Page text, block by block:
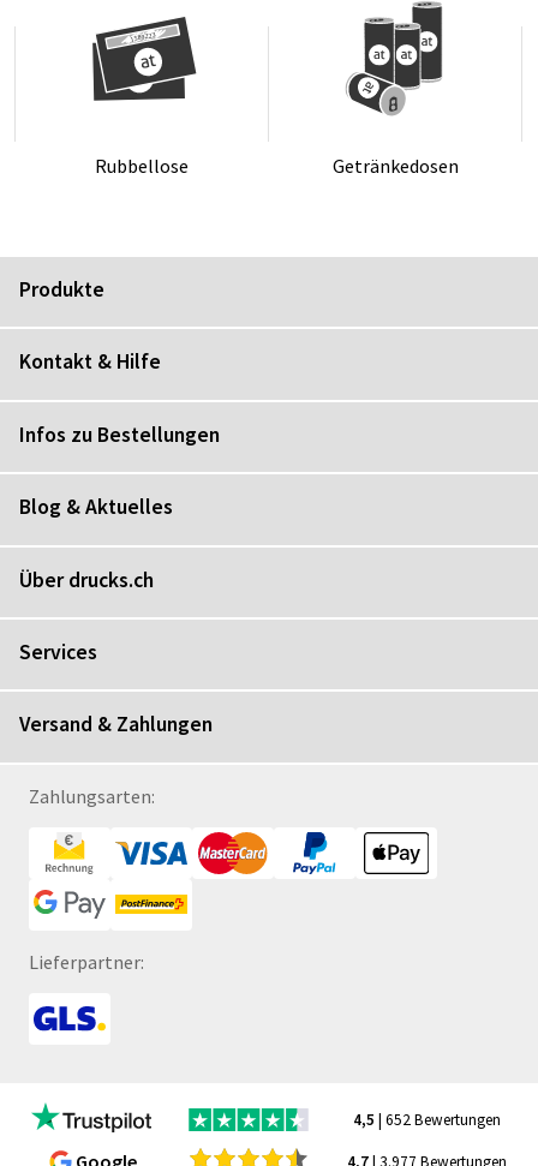
Rub­bel­lo­se Ge­trän­ke­do­sen
Produkte
Kontakt & Hilfe
Infos zu Bestellungen
Blog & Aktuelles
Über drucks.ch
Services
Versand & Zahlungen
Zahlungsarten:
Lieferpartner:
4,5 | 652 Bewertungen
4,7| 3.977 Bewertungen